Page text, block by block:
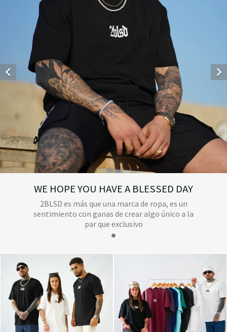
WE HOPE YOU HAVE A BLESSED DAY
2BLSD es más que una marca de ropa, es un
sentimiento con ganas de crear algo único a la
par que exclusivo
 